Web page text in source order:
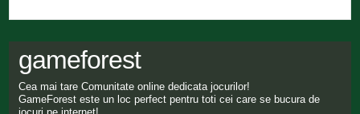
gameforest
Cea mai tare Comunitate online dedicata jocurilor!
GameForest este un loc perfect pentru toti cei care se bucura de